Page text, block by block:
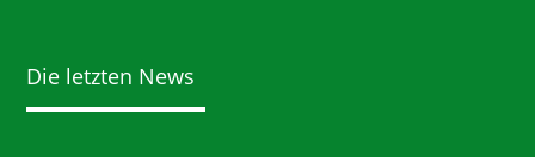
Die letzten News